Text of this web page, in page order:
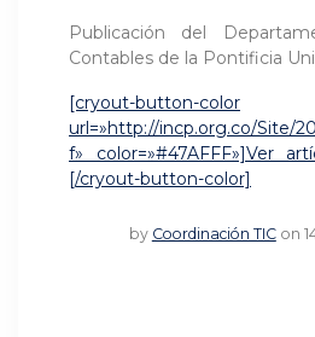
Publicación del
Contables de la Pontificia
[cryout-button-color
url=»http://incp.org.co/Site/
f» color=»#47AFFF»]Ver
[/cryout-button-color]
by Coordinación TIC on